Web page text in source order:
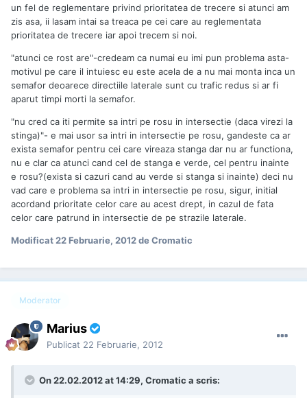
un fel de reglementare privind prioritatea de trecere si atunci am
zis asa, ii lasam intai sa treaca pe cei care au reglementata
prioritatea de trecere iar apoi trecem si noi.
"atunci ce rost are"-credeam ca numai eu imi pun problema asta-
motivul pe care il intuiesc eu este acela de a nu mai monta inca un
semafor deoarece directiile laterale sunt cu trafic redus si ar fi
aparut timpi morti la semafor.
"nu cred ca iti permite sa intri pe rosu in intersectie (daca virezi la
stinga)"- e mai usor sa intri in intersectie pe rosu, gandeste ca ar
exista semafor pentru cei care vireaza stanga dar nu ar functiona,
nu e clar ca atunci cand cel de stanga e verde, cel pentru inainte
e rosu?(exista si cazuri cand au verde si stanga si inainte) deci nu
vad care e problema sa intri in intersectie pe rosu, sigur, initial
acordand prioritate celor care au acest drept, in cazul de fata
celor care patrund in intersectie de pe strazile laterale.
Modificat 22 Februarie, 2012de Cromatic
Moderator
Marius
Publicat 22 Februarie, 2012
On 22.02.2012 at 14:29, Cromatic a scris: